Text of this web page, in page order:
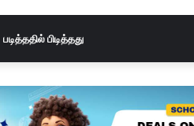
படித்ததில் பிடித்தது